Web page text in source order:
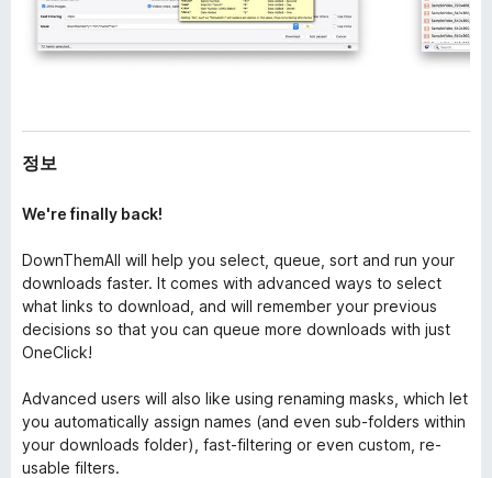
정보
We're finally back!
DownThemAll will help you select, queue, sort and run your
downloads faster. It comes with advanced ways to select
what links to download, and will remember your previous
decisions so that you can queue more downloads with just
OneClick!
Advanced users will also like using renaming masks, which let
you automatically assign names (and even sub-folders within
your downloads folder), fast-filtering or even custom, re-
usable filters.